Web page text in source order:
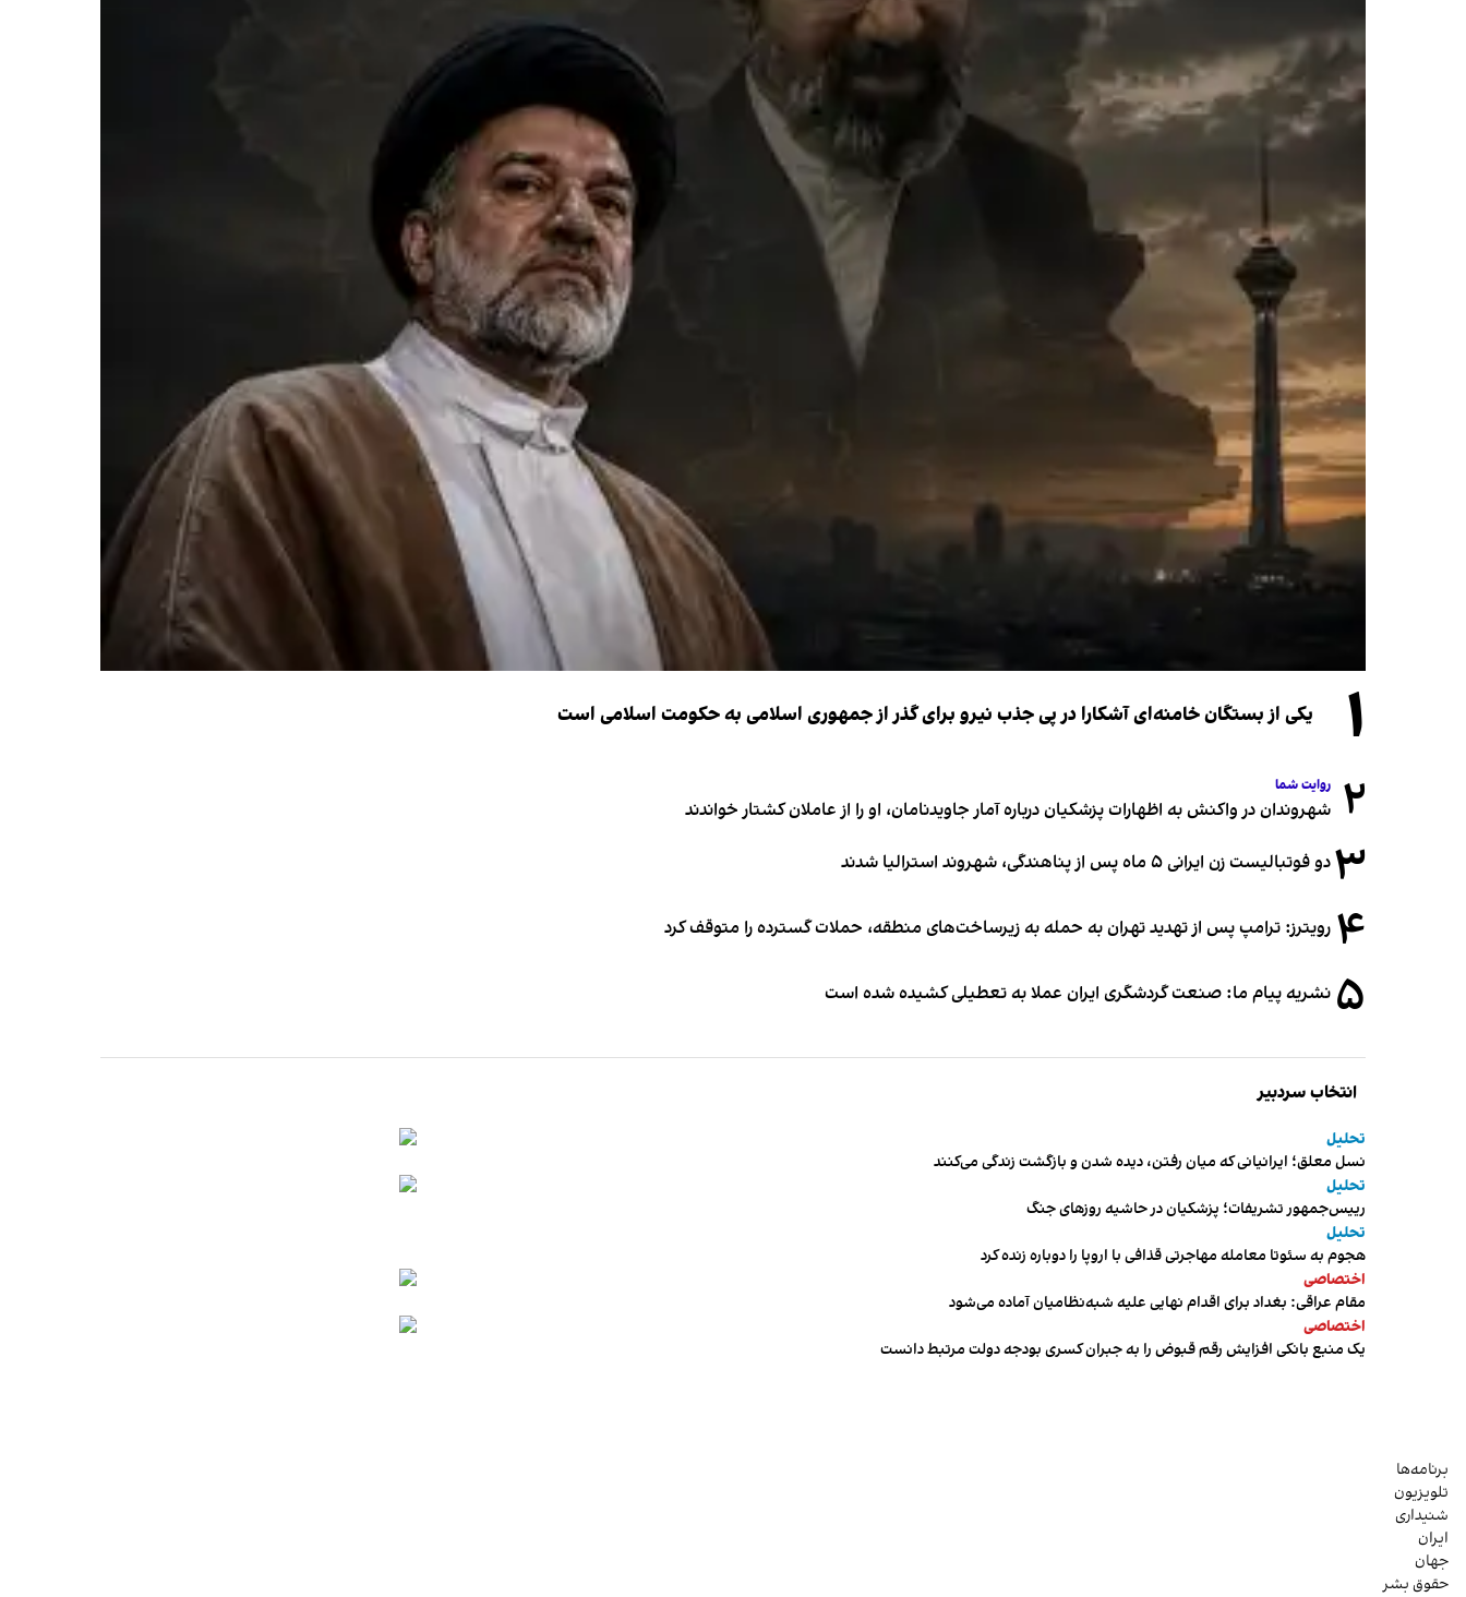
۱ یکی از بستگان خامنه‌ای آشکارا در پی جذب نیرو برای گذر از جمهوری اسلامی به حکومت اسلامی است
۲ روایت شما
شهروندان در واکنش به اظهارات پزشکیان درباره آمار جاویدنامان، او را از عاملان کشتار خواندند
۳دو فوتبالیست زن ایرانی ۵ ماه پس از پناهندگی، شهروند استرالیا شدند
۴ رویترز: ترامپ پس از تهدید تهران به حمله به زیرساخت‌های منطقه، حملات گسترده را متوقف کرد
۵ نشریه پیام ما: صنعت گردشگری ایران عملا به تعطیلی کشیده شده است
انتخاب سردبیر
تحلیل
نسل معلق؛ ایرانیانی که میان رفتن، دیده شدن و بازگشت زندگی می‌کنند
تحلیل
رییس‌جمهور تشریفات؛ پزشکیان در حاشیه روزهای جنگ
تحلیل
هجوم به سئوتا معامله مهاجرتی قذافی با اروپا را دوباره زنده کرد
اختصاصی
مقام عراقی: بغداد برای اقدام نهایی علیه شبه‌نظامیان آماده می‌شود
اختصاصی
یک منبع بانکی افزایش رقم قبوض را به جبران کسری بودجه دولت مرتبط دانست
برنامه‌ها
تلویزیون
شنیداری
ایران
جهان
حقوق بشر